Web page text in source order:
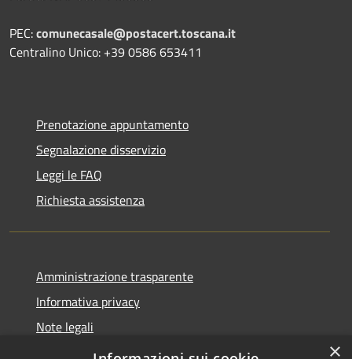
PEC:comunecasale@postacert.toscana.it
Centralino Unico: +39 0586 653411
Prenotazione appuntamento
Segnalazione disservizio
Leggi le FAQ
Richiesta assistenza
Amministrazione trasparente
Informativa privacy
Note legali
Dichiarazione di accessibilità
×